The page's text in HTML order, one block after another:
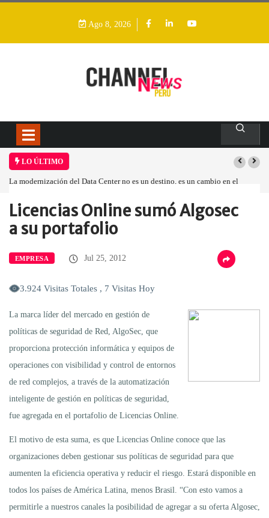
Ago 8, 2026
LO ÚLTIMO
La modernización del Data Center no es un destino, es un cambio en el
Home
Empresa Licencias Online sumó…
Licencias Online sumó Algosec
a su portafolio
EMPRESA Jul 25, 2012
3.924 Visitas Totales , 7 Visitas Hoy
La marca líder del mercado en gestión de
políticas de seguridad de Red, AlgoSec, que
proporciona protección informática y equipos de
operaciones con visibilidad y control de entornos
de red complejos, a través de la automatización
inteligente de gestión en políticas de seguridad,
fue agregada en el portafolio de Licencias Online.
El motivo de esta suma, es que Licencias Online conoce que las
organizaciones deben gestionar sus políticas de seguridad para que
aumenten la eficiencia operativa y reducir el riesgo. Estará disponible en
todos los países de América Latina, menos Brasil. “Con esto vamos a
permitirle a nuestros canales la posibilidad de agregar a su oferta Algosec,